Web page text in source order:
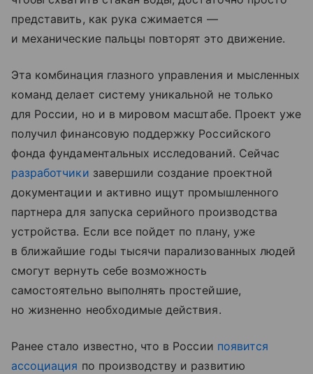
представить, как рука сжимается —
и механические пальцы повторят это движение.
Эта комбинация глазного управления и мысленных
команд делает систему уникальной не только
для России, но и в мировом масштабе. Проект уже
получил финансовую поддержку Российского
фонда фундаментальных исследований. Сейчас
разработчики завершили создание проектной
документации и активно ищут промышленного
партнера для запуска серийного производства
устройства. Если все пойдет по плану, уже
в ближайшие годы тысячи парализованных людей
смогут вернуть себе возможность
самостоятельно выполнять простейшие,
но жизненно необходимые действия.
Ранее стало известно, что в России появится
ассоциация по производству и развитию